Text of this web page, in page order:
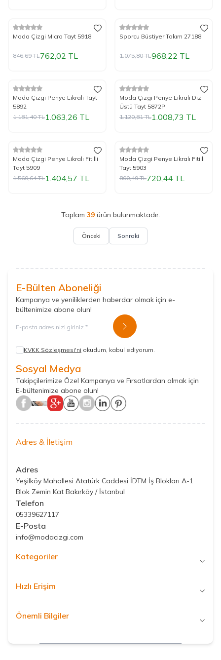
%10İndirim
Yeni
Moda Çizgi Micro Tayt 5918
846,69TL762,02 TL
%10İndirim
Yeni
Sporcu Büstiyer Takım 27188
1.075,80TL968,22 TL
%10İndirim
Yeni
Moda Çizgi Penye Likralı Tayt
5892
1.181,40TL1.063,26 TL
%10İndirim
Yeni
Moda Çizgi Penye Likralı Diz
Üstü Tayt 5872P
1.120,81TL1.008,73 TL
%10İndirim
Yeni
Moda Çizgi Penye Likralı Fitilli
Tayt 5909
1.560,64TL1.404,57 TL
%10İndirim
Yeni
Moda Çizgi Penye Likralı Fitilli
Tayt 5903
800,49TL720,44 TL
Toplam 39ürün bulunmaktadır.
Önceki Sonraki
E-Bülten Aboneliği
Kampanya ve yeniliklerden haberdar olmak için e-
bültenimize abone olun!
Kayıt Ol
KVKK Sözleşmesi'ni okudum, kabul ediyorum.
Sosyal Medya
Takipçilerimize Özel Kampanya ve Fırsatlardan olmak için
E-bültenimize abone olun!
Adres & İletişim
Adres
Yeşilköy Mahallesi Atatürk Caddesi İDTM İş Blokları A-1
Blok Zemin Kat Bakırköy / İstanbul
Telefon
05339627117
E-Posta
info@modacizgi.com
Kategoriler
Hızlı Erişim
Önemli Bilgiler